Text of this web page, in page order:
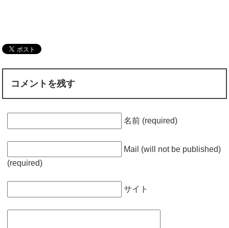
コメントを残す
名前 (required)
Mail (will not be published)
(required)
サイト